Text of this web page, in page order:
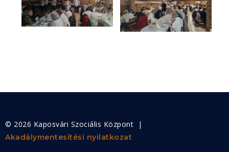
© 2026 Kaposvári Szociális Központ |
Akadálymentesítési nyilatkozat